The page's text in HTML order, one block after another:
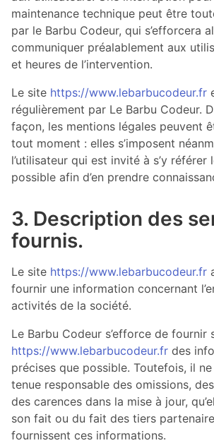
maintenance technique peut être
par le Barbu Codeur, qui s’efforcera
communiquer préalablement aux
et heures de l’intervention.
Le site https://www.lebarbucodeur.fr
régulièrement par Le Barbu Codeur.
façon, les mentions légales peuvent
tout moment : elles s’imposent
l’utilisateur qui est invité à s’y référer
possible afin d’en prendre
3. Description des
fournis.
Le site https://www.lebarbucodeur.fr
fournir une information concernant
activités de la société.
Le Barbu Codeur s’efforce de fournir
https://www.lebarbucodeur.fr des
précises que possible. Toutefois, il
tenue responsable des omissions,
des carences dans la mise à jour,
son fait ou du fait des tiers
fournissent ces informations.